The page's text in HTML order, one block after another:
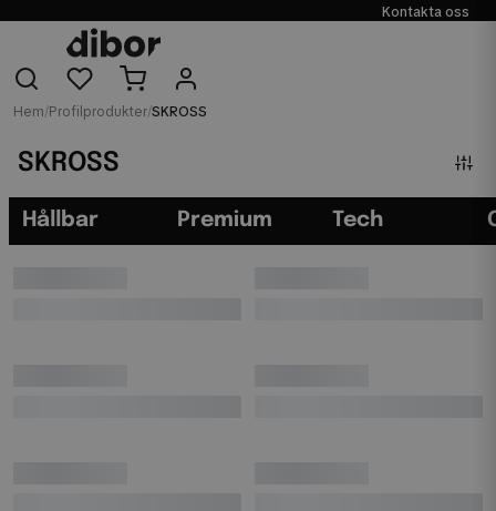
Kontakta oss
Hem/Profilprodukter/SKROSS
SKROSS
Hållbar Premium Tech